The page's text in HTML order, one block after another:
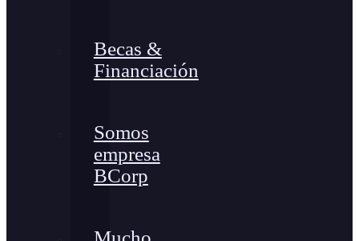
Becas &
Financiación
Somos
empresa
BCorp